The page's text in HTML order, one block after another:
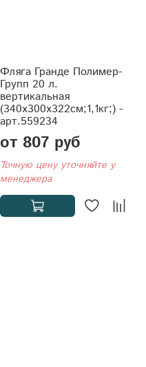
Фляга Гранде Полимер-
Групп 20 л.
вертикальная
(340x300x322см;1,1кг;) -
арт.559234
от 807 руб
Точную цену уточняйте у
менеджера